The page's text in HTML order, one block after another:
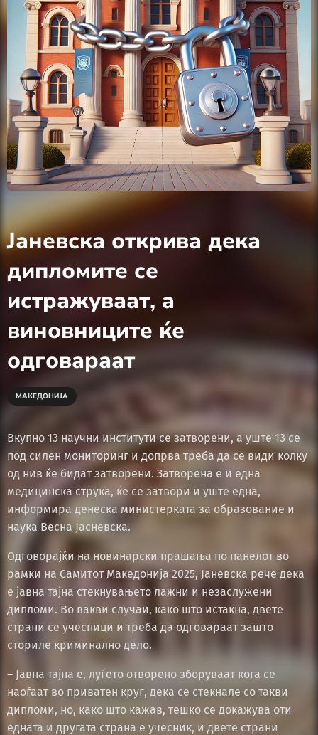
Јаневска открива дека
дипломите се
истражуваат, а
виновниците ќе
одговараат
МАКЕДОНИЈА
Вкупно 13 научни институти се затворени, а уште 13 се
под силен мониторинг и допрва треба да се види колку
од нив ќе бидат затворени. Затворена е и една
медицинска струка, ќе се затвори и уште една,
информира денеска министерката за образование и
наука Весна Јасневска.
Одговорајќи на новинарски прашања по панелот во
рамки на Самитот Македонија 2025, Јаневска рече дека
е јавна тајна стекнувањето лажни и незаслужени
дипломи. Во вакви случаи, како што истакна, двете
страни се учесници и треба да одговараат зашто
сториле криминално дело.
– Јавна тајна е, луѓето отворено зборуваат кога се
наоѓаат во приватен круг, дека се стекнале со такви
дипломи, но, како што кажав, тешко се докажува оти
едната и другата страна е учесник, и двете страни